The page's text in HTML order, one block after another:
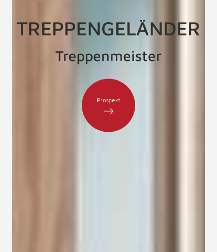
TREPPENGELÄNDER
Treppenmeister
Prospekt